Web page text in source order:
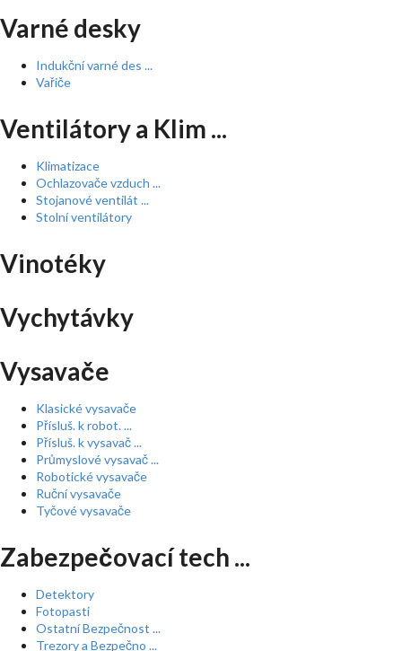
Varné desky
Indukční varné des ...
Vařiče
Ventilátory a Klim ...
Klimatizace
Ochlazovače vzduch ...
Stojanové ventilát ...
Stolní ventilátory
Vinotéky
Vychytávky
Vysavače
Klasické vysavače
Přísluš. k robot. ...
Přísluš. k vysavač ...
Průmyslové vysavač ...
Robotické vysavače
Ruční vysavače
Tyčové vysavače
Zabezpečovací tech ...
Detektory
Fotopasti
Ostatní Bezpečnost ...
Trezory a Bezpečno ...